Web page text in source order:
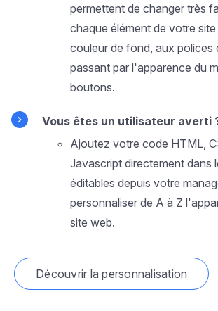
permettent de changer très
chaque élément de votre
couleur de fond, aux polices
passant par l'apparence du
boutons.
Vous êtes un utilisateur averti
Ajoutez votre code HTML,
Javascript directement dans
éditables depuis votre
personnaliser de A à Z
site web.
Découvrir la personnalisation